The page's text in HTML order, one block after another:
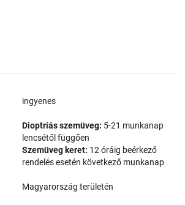
ingyenes
Dioptriás szemüveg: 5-21 munkanap
lencsétől függően
Szemüveg keret: 12 óráig beérkező
rendelés esetén következő munkanap
Magyarország területén